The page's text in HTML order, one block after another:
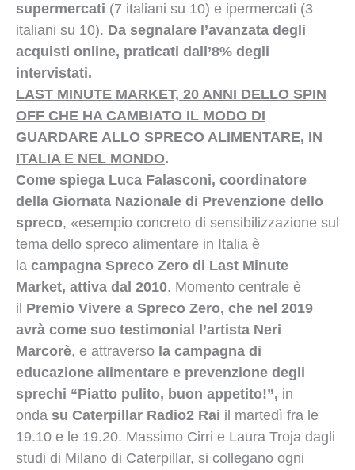
supermercati (7 italiani su 10) e ipermercati (3
italiani su 10). Da segnalare l’avanzata degli
acquisti online, praticati dall’8% degli
intervistati.
LAST MINUTE MARKET, 20 ANNI DELLO SPIN
OFF CHE HA CAMBIATO IL MODO DI
GUARDARE ALLO SPRECO ALIMENTARE, IN
ITALIA E NEL MONDO.
Come spiega Luca Falasconi, coordinatore
della Giornata Nazionale di Prevenzione dello
spreco, «esempio concreto di sensibilizzazione sul
tema dello spreco alimentare in Italia è
la campagna Spreco Zero di Last Minute
Market, attiva dal 2010. Momento centrale è
il Premio Vivere a Spreco Zero, che nel 2019
avrà come suo testimonial l’artista Neri
Marcorè, e attraverso la campagna di
educazione alimentare e prevenzione degli
sprechi “Piatto pulito, buon appetito!”, in
onda su Caterpillar Radio2 Rai il martedì fra le
19.10 e le 19.20. Massimo Cirri e Laura Troja dagli
studi di Milano di Caterpillar, si collegano ogni